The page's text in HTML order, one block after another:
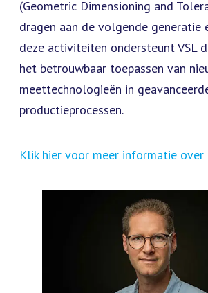
(Geometric Dimensioning and
dragen aan de volgende generatie
deze activiteiten ondersteunt VSL
het betrouwbaar toepassen van
meettechnologieën in
productieprocessen.
Klik hier voor meer informatie